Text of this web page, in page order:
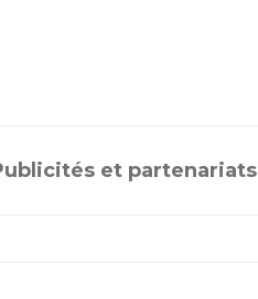
et partenariats